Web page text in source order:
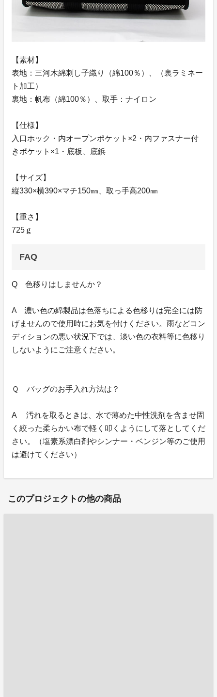
【素材】
表地：三河木綿刺し子織り（綿100％）、（裏ラミネー
ト加工）
裏地：帆布（綿100％）、取手：ナイロン
【仕様】
入口ホック・内オープンポケット×2・内ファスナー付
きポケット×1・底板、底鋲
【サイズ】
縦330×横390×マチ150㎜、取っ手高200㎜
【重さ】
725ｇ
FAQ
Q 色移りはしませんか？
A 濃い色の綿製品は色落ちによる色移りは完全には防
げませんので使用時にお気を付けください。雨などコン
ディションの悪い状況下では、淡い色の衣料等に色移り
しないようにご注意ください。
Ｑ バッグのお手入れ方法は？
A 汚れを取るときは、水で薄めた中性洗剤を含ませ固
く絞った柔らかい布で軽く叩くようにして落としてくだ
さい。（塩素系漂白剤やシンナー・ベンジン等のご使用
は避けてください）
このプロジェクトの他の商品